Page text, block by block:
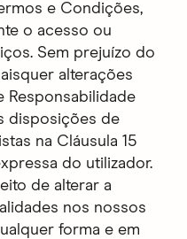
e Condições,
o acesso ou
Sem prejuízo do
alterações
Responsabilidade
disposições de
na Cláusula 15
do utilizador.
de alterar a
nos nossos
forma e em